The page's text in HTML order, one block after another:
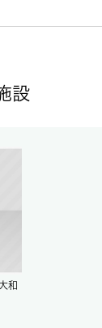
設
和